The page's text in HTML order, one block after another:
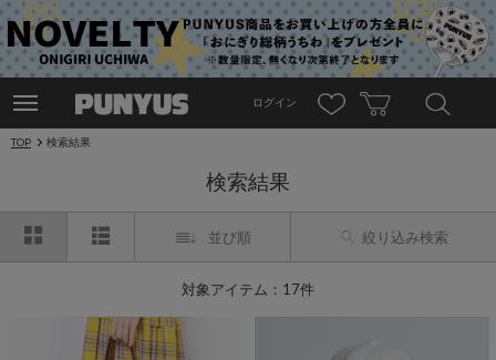
ログイン
TOP 検索結果
検索結果
並び順 絞り込み検索
対象アイテム：17件